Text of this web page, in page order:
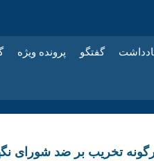
گفتگو پرونده ویژه
تخریب بر ضد شورای